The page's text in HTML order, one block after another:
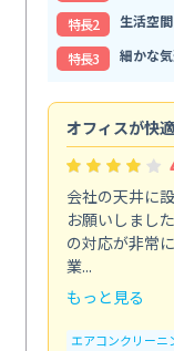
特⻑2
生活空
特⻑3
細かな
オフィスが快
会社の天井に
お願いしまし
の対応が非常
業...
もっと見る
エアコンクリーニ